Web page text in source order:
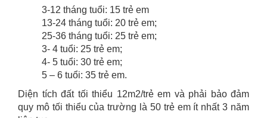
3-12 tháng tuổi: 15 trẻ em
13-24 tháng tuổi: 20 trẻ em;
25-36 tháng tuổi: 25 trẻ em;
3- 4 tuổi: 25 trẻ em;
4- 5 tuổi: 30 trẻ em;
5 – 6 tuổi: 35 trẻ em.
Diện tích đất tối thiểu 12m2/trẻ em và phải bảo đảm
quy mô tối thiểu của trường là 50 trẻ em ít nhất 3 năm